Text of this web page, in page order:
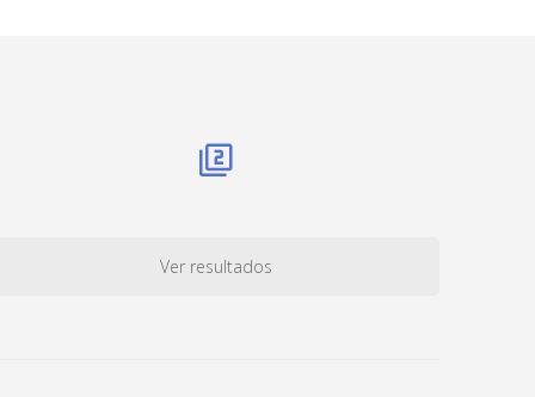
Ver resultados